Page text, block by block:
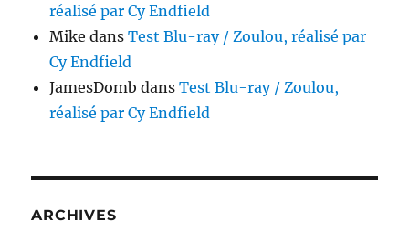
réalisé par Cy Endfield
Mike dansTest Blu-ray / Zoulou, réalisé par
Cy Endfield
JamesDomb dansTest Blu-ray / Zoulou,
réalisé par Cy Endfield
ARCHIVES